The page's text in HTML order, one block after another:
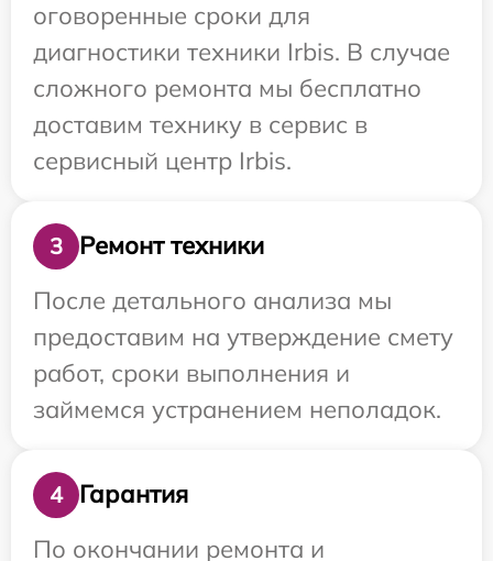
оговоренные сроки для
диагностики техники Irbis. В случае
сложного ремонта мы бесплатно
доставим технику в сервис в
сервисный центр Irbis.
3
Ремонт техники
После детального анализа мы
предоставим на утверждение смету
работ, сроки выполнения и
займемся устранением неполадок.
4
Гарантия
По окончании ремонта и